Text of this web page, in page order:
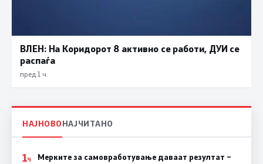
ВЛЕН: На Коридорот 8 активно се работи, ДУИ се
распаѓа
пред 1 ч.
НАЈНОВОНАЈЧИТАНО
1Ч
Мерките за самовработување даваат резултат –